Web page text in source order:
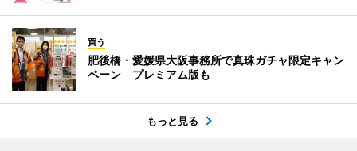
買う
肥後橋・愛媛県大阪事務所で真珠ガチャ限定キャン
ペーン プレミアム版も
もっと見る